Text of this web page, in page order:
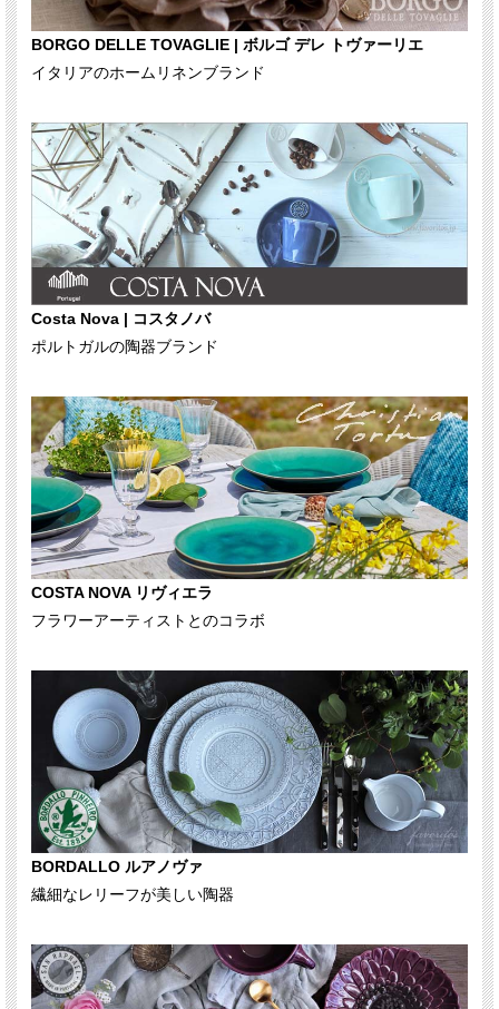
BORGO DELLE TOVAGLIE | ボルゴ デレ トヴァーリエ
イタリアのホームリネンブランド
Costa Nova | コスタノバ
ポルトガルの陶器ブランド
COSTA NOVA リヴィエラ
フラワーアーティストとのコラボ
BORDALLO ルアノヴァ
繊細なレリーフが美しい陶器